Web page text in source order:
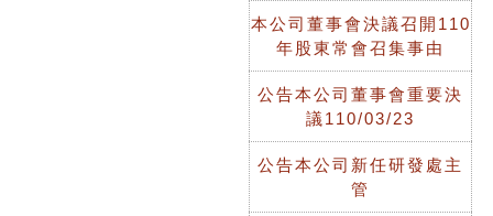
本公司董事會決議召開110
年股東常會召集事由
公告本公司董事會重要決
議110/03/23
公告本公司新任研發處主
管